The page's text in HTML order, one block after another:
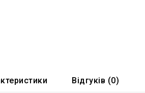
Відгуків (0)